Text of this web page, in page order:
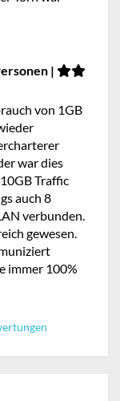
|
von 1GB
war dies
Traffic
auch 8
verbunden.
gewesen.
immer 100%